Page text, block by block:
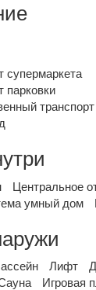
супермаркета
парковки
транспорт
Центральное
умный дом
Лифт
Игровая